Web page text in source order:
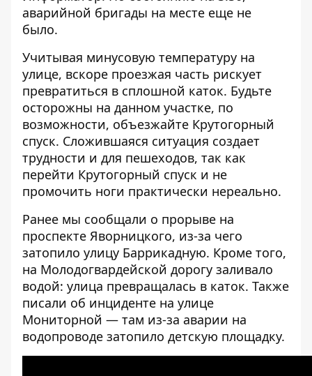
аварийной бригады на месте еще не
было.
Учитывая минусовую температуру на
улице, вскоре проезжая часть рискует
превратиться в сплошной каток. Будьте
осторожны на данном участке, по
возможности, объезжайте Крутогорный
спуск. Сложившаяся ситуация создает
трудности и для пешеходов, так как
перейти Крутогорный спуск и не
промочить ноги практически нереально.
Ранее мы сообщали о прорыве на
проспекте Яворницкого, из-за чего
затопило улицу Баррикадную. Кроме того,
на Молодогвардейской дорогу заливало
водой: улица превращалась в каток. Также
писали об инциденте на улице
Мониторной — там из-за аварии на
водопроводе затопило детскую площадку.